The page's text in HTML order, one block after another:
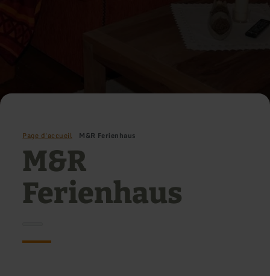
Page d'accueil M&R Ferienhaus
M&R
Ferienhaus